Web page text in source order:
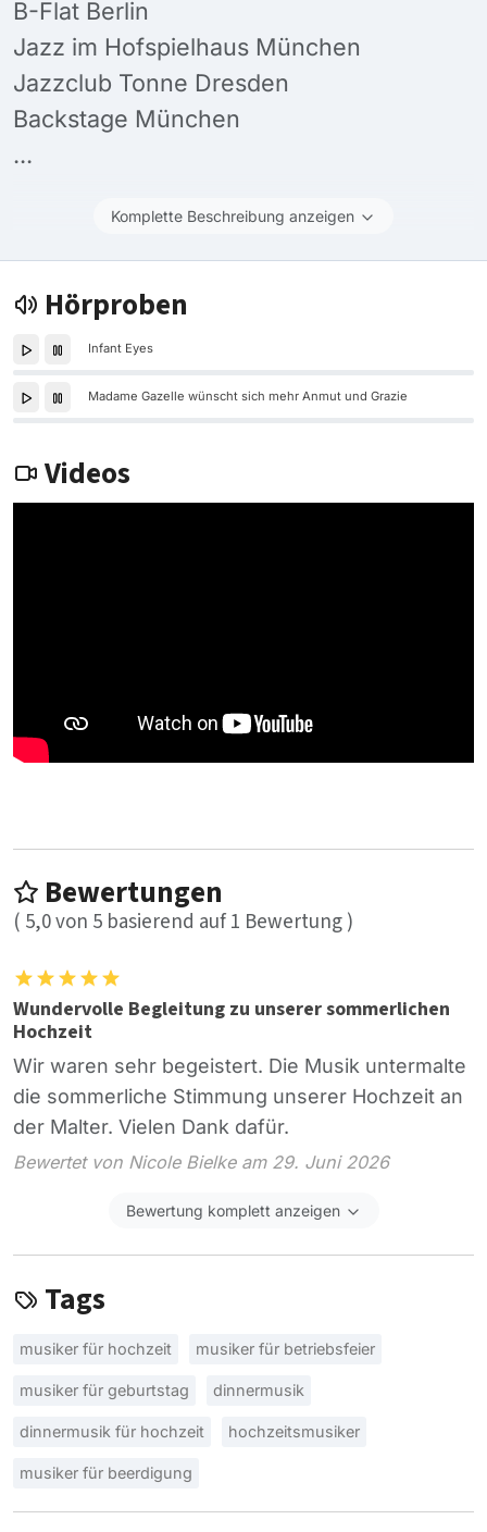
B-Flat Berlin
Jazz im Hofspielhaus München
Jazzclub Tonne Dresden
Backstage München
...
Komplette Beschreibung anzeigen
Hörproben
Infant Eyes
Madame Gazelle wünscht sich mehr Anmut und Grazie
Videos
Bewertungen
( 5,0von 5 basierend auf1 Bewertung )
Wundervolle Begleitung zu unserer sommerlichen
Hochzeit
Wir waren sehr begeistert. Die Musik untermalte
die sommerliche Stimmung unserer Hochzeit an
der Malter. Vielen Dank dafür.
Bewertet von Nicole Bielke am 29. Juni 2026
Bewertung komplett anzeigen
Tags
musiker für hochzeit musiker für betriebsfeier
musiker für geburtstag dinnermusik
dinnermusik für hochzeit hochzeitsmusiker
musiker für beerdigung